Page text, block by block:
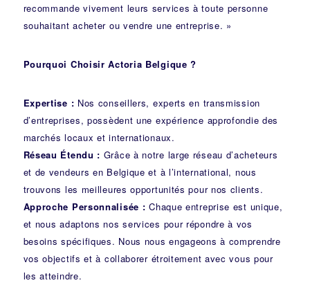
recommande vivement leurs services à toute personne
souhaitant acheter ou vendre une entreprise. »
Pourquoi Choisir Actoria Belgique ?
Expertise : Nos conseillers, experts en transmission
d’entreprises, possèdent une expérience approfondie des
marchés locaux et internationaux.
Réseau Étendu : Grâce à notre large réseau d’acheteurs
et de vendeurs en Belgique et à l’international, nous
trouvons les meilleures opportunités pour nos clients.
Approche Personnalisée : Chaque entreprise est unique,
et nous adaptons nos services pour répondre à vos
besoins spécifiques. Nous nous engageons à comprendre
vos objectifs et à collaborer étroitement avec vous pour
les atteindre.